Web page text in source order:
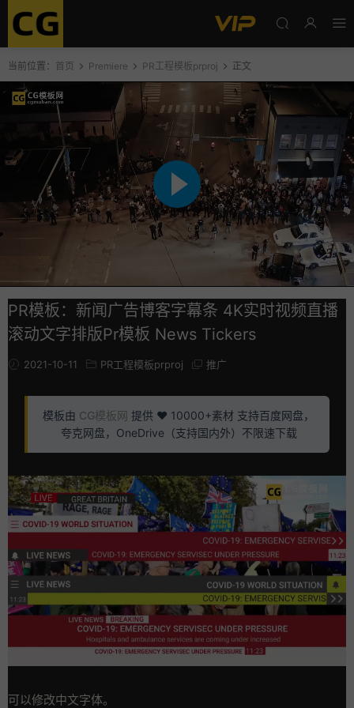
当前位置： 首页 Premiere PR工程模板prproj 正文
PR模板：新闻广告博客字幕条 4K实时视频直播
滚动文字排版Pr模板 News Tickers
2021-10-11 PR工程模板prproj 推广
模板由 CG模板网 提供 ❤️ 10000+素材 支持百度网盘，
夸克网盘，OneDrive（支持国内外）不限速下载
可以修改中文字体。